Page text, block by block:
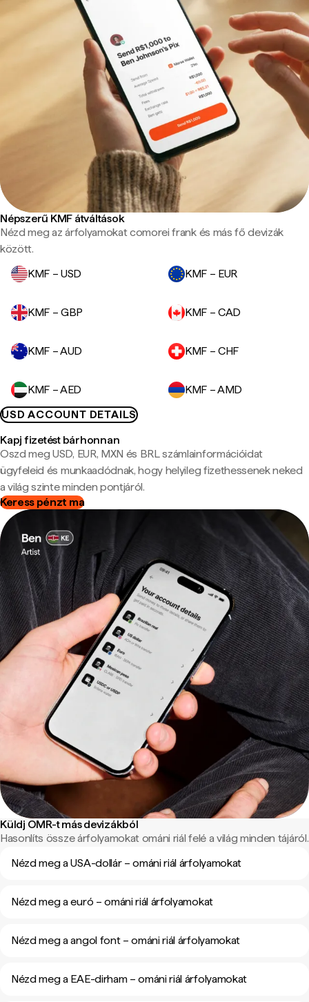
Népszerű KMF átváltások
Nézd meg az árfolyamokat comorei frank és más fő devizák
között.
KMF – USD
KMF – EUR
KMF – GBP KMF – CAD
KMF – AUD KMF – CHF
KMF – AED
KMF – AMD
USD ACCOUNT DETAILS
Kapj fizetést bárhonnan
Oszd meg USD, EUR, MXN és BRL számlainformációidat
ügyfeleid és munkaadódnak, hogy helyileg fizethessenek neked
a világ szinte minden pontjáról.
Keress pénzt ma
Küldj OMR-t más devizákból
Hasonlíts össze árfolyamokat ománi riál felé a világ minden tájáról.
Nézd meg a USA-dollár – ománi riál árfolyamokat
Nézd meg a euró – ománi riál árfolyamokat
Nézd meg a angol font – ománi riál árfolyamokat
Nézd meg a EAE-dirham – ománi riál árfolyamokat